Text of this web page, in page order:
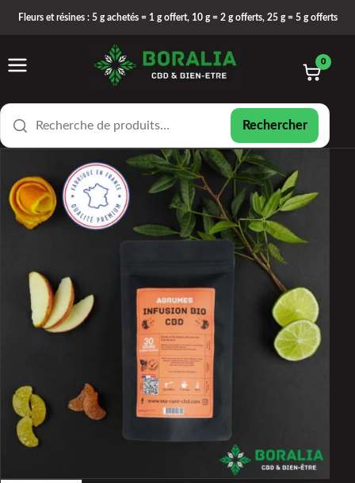
Fleurs et résines : 5 g achetés = 1 g offert, 10 g = 2 g offerts, 25 g = 5 g offerts
Rechercher
0